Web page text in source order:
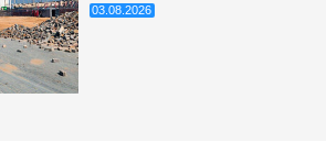
03.08.2026